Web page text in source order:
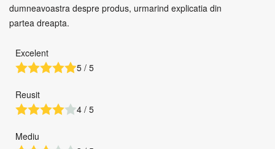
dumneavoastra despre produs, urmarind explicatia din
partea dreapta.
Excelent
5 / 5
Reusit
4 / 5
Mediu